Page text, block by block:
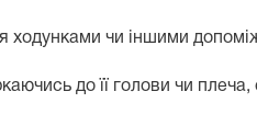
ходунками чи іншими
до її голови чи